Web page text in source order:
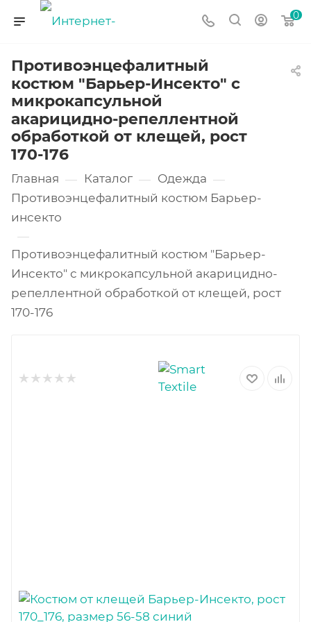
0
Противоэнцефалитный
костюм "Барьер-Инсекто" с
микрокапсульной
акарицидно-репеллентной
обработкой от клещей, рост
170-176
Главная — Каталог — Одежда —
Противоэнцефалитный костюм Барьер-
инсекто
—
Противоэнцефалитный костюм "Барьер-
Инсекто" с микрокапсульной акарицидно-
репеллентной обработкой от клещей, рост
170-176